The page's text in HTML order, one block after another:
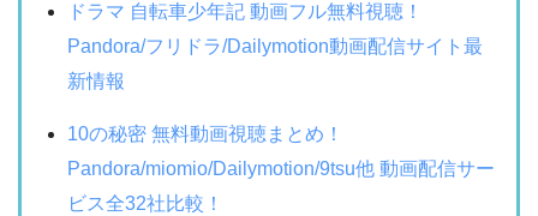
ドラマ 自転車少年記 動画フル無料視聴！
Pandora/フリドラ/Dailymotion動画配信サイト最
新情報
10の秘密 無料動画視聴まとめ！
Pandora/miomio/Dailymotion/9tsu他 動画配信サー
ビス全32社比較！